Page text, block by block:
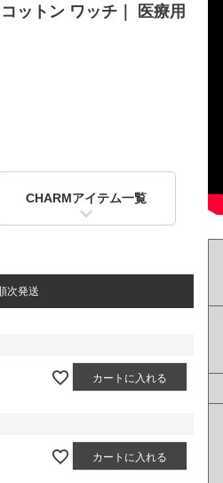
ットン ワッチ｜ 医療用
CHARMアイテム一覧
次発送
カートに入れる
カートに入れる